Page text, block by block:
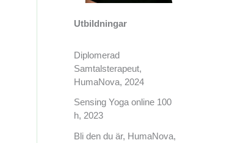
Utbildningar
Diplomerad
Samtalsterapeut,
HumaNova, 2024
Sensing Yoga online 100
h, 2023
Bli den du är, HumaNova,